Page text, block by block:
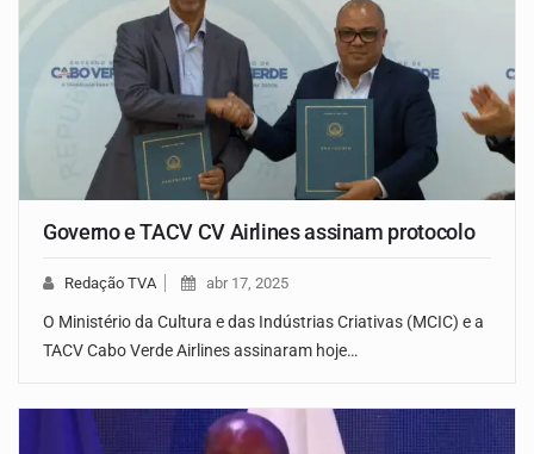
Governo e TACV CV Airlines assinam protocolo
Redação TVA abr 17, 2025
O Ministério da Cultura e das Indústrias Criativas (MCIC) e a
TACV Cabo Verde Airlines assinaram hoje…